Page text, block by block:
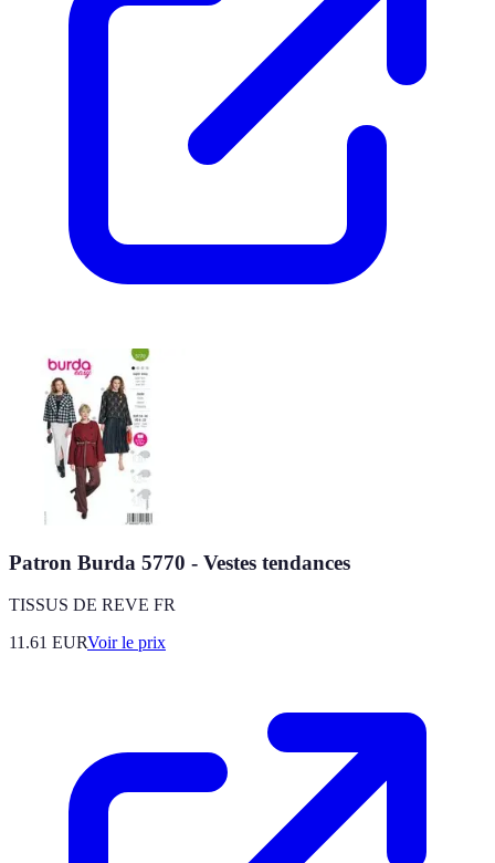
Patron Burda 5770 - Vestes tendances
TISSUS DE REVE FR
11.61 EURVoir le prix